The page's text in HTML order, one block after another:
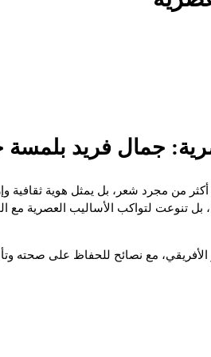
جمال فريد بلمسة
من مجرد شعر، بل يمثل هوية ثقافية
تنوعت لتواكب الأساليب العصرية مع
مع نصائح للحفاظ على صحته